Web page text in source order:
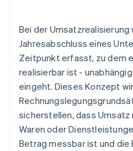
Bei der Umsatzrealisierung
Jahresabschluss eines
Zeitpunkt erfasst, zu dem
realisierbar ist -
eingeht. Dieses Konzept
sicherstellen, dass Umsatz
Waren oder
Betrag messbar ist und